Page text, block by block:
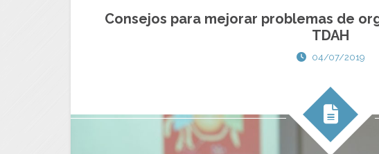
Consejos para mejorar problemas de
TDAH
04/07/2019